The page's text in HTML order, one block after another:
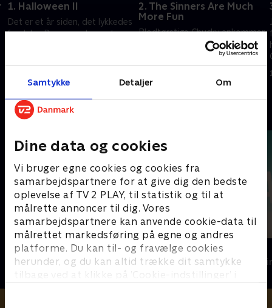
Samtykke Detaljer Om
Dine data og cookies
Vi bruger egne cookies og cookies fra
samarbejdspartnere for at give dig den bedste
oplevelse af TV 2 PLAY, til statistik og til at
målrette annoncer til dig. Vores
samarbejdspartnere kan anvende cookie-data til
målrettet markedsføring på egne og andres
platforme. Du kan til- og fravælge cookies
herunder, og du kan altid trække dit samtykke
tilbage ved at klikke på ’Cookie-indstillinger’ i
1. Halloween II
Det er et år siden, det lykkedes
for Jake, Devon og Lexy at
modtage opkald fra en
bekendt fjende.
2. The Sinners Are Much
More Fun
Blodtørstige Chucky ankommer
til Jakes nye skole med en
morderisk dagsorden, og en
politibetjent udspørger Tiffany
om Nica.
1. maj 2023 • 46 min
Andre så også
Top Dog
Krimi & Spænding • 1 sæsoner
The Au Pair
Krimi &